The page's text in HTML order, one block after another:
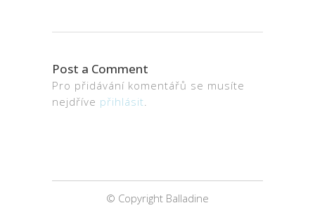
Post a Comment
Pro přidávání komentářů se musíte
nejdříve přihlásit.
© Copyright Balladine